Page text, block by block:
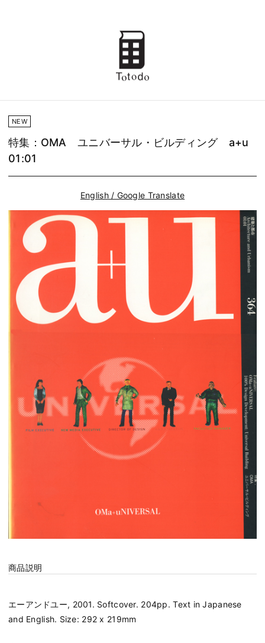
NEW
特集：OMA ユニバーサル・ビルディング a+u
01:01
English / Google Translate
商品説明
エーアンドユー, 2001. Softcover. 204pp. Text in Japanese
and English. Size: 292 x 219mm